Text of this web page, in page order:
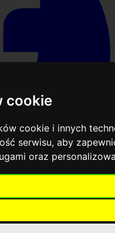
cookie
cookie i innych
serwisu,aby
oraz